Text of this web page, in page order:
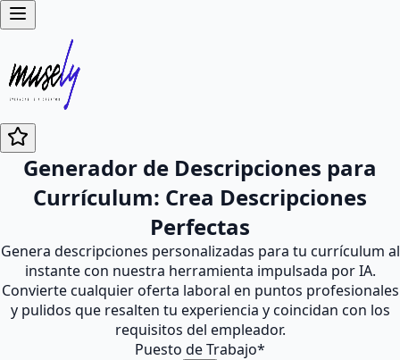
Generador de Descripciones para
Currículum: Crea Descripciones
Perfectas
Genera descripciones personalizadas para tu currículum al
instante con nuestra herramienta impulsada por IA.
Convierte cualquier oferta laboral en puntos profesionales
y pulidos que resalten tu experiencia y coincidan con los
requisitos del empleador.
Puesto de Trabajo*